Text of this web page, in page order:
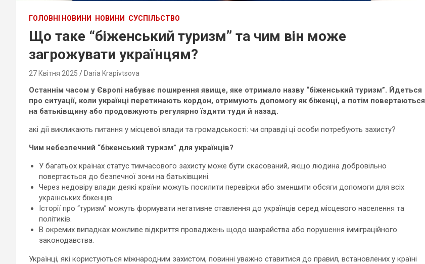
ГОЛОВНІ НОВИНИ НОВИНИ СУСПІЛЬСТВО
Що таке “біженський туризм” та чим він може
загрожувати українцям?
27 Квітня 2025 Daria Krapivtsova
Останнім часом у Європі набуває поширення явище, яке отримало назву “біженський туризм”. Йдеться
про ситуації, коли українці перетинають кордон, отримують допомогу як біженці, а потім повертаються
на батьківщину або продовжують регулярно їздити туди й назад.
акі дії викликають питання у місцевої влади та громадськості: чи справді ці особи потребують захисту?
Чим небезпечний “біженський туризм” для українців?
У багатьох країнах статус тимчасового захисту може бути скасований, якщо людина добровільно
повертається до безпечної зони на батьківщині.
Через недовіру влади деякі країни можуть посилити перевірки або зменшити обсяги допомоги для всіх
українських біженців.
Історії про “туризм” можуть формувати негативне ставлення до українців серед місцевого населення та
політиків.
В окремих випадках можливе відкриття проваджень щодо шахрайства або порушення імміграційного
законодавства.
Українці, які користуються міжнародним захистом, повинні уважно ставитися до правил, встановлених у країні